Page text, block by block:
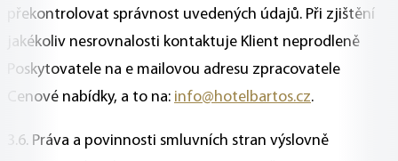
překontrolovat správnost uvedených údajů. Při zjištění
jakékoliv nesrovnalosti kontaktuje Klient neprodleně
Poskytovatele na e mailovou adresu zpracovatele
Cenové nabídky, a to na: info@hotelbartos.cz.
3.6. Práva a povinnosti smluvních stran výslovně